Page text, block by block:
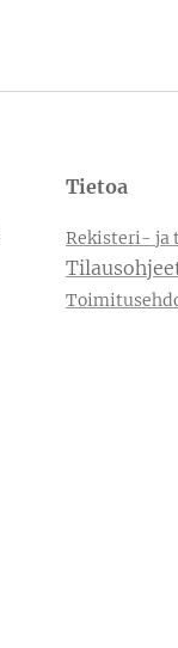
Tietoa
Rekisteri- ja